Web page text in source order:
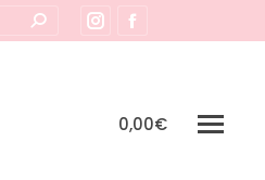
Instagram
page
new
page
in
0,00€